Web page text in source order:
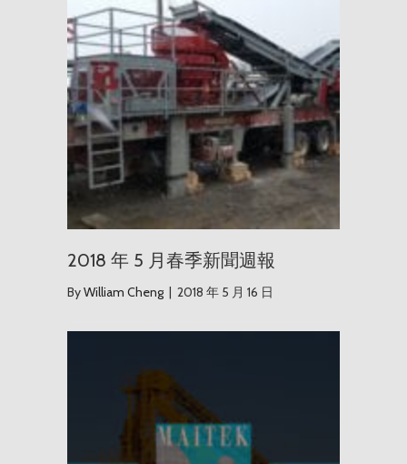
2018 年 5 月春季新聞週報
ByWilliam Cheng 2018 年 5 月 16 日